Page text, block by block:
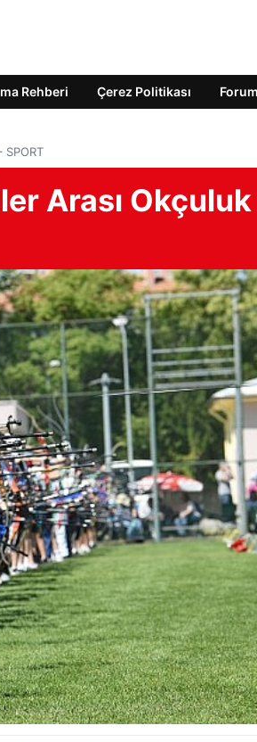
Rehberi Çerez Politikası Forum
SPORT
Arası Okçuluk